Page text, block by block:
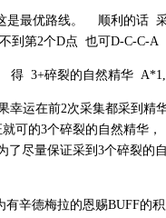
是最优路线。 顺利的话
第2个D点 也可D-C-C-A
得 3+碎裂的自然精华
运在前2次采集都采到精
可的3个碎裂的自然精华
了尽量保证采到3个碎裂
辛德梅拉的恩赐BUFF的